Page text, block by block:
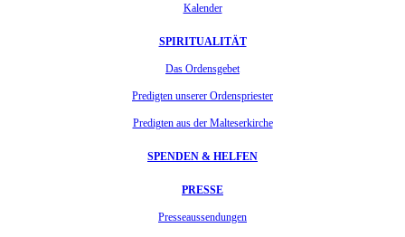
Kalender
SPIRITUALITÄT
Das Ordensgebet
Predigten unserer Ordenspriester
Predigten aus der Malteserkirche
SPENDEN & HELFEN
PRESSE
Presseaussendungen